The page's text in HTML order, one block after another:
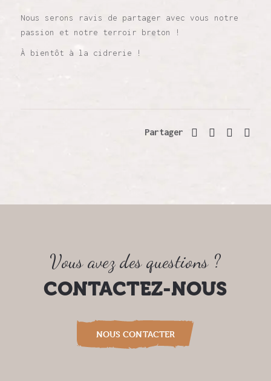
Nous serons ravis de partager avec vous notre
passion et notre terroir breton !
À bientôt à la cidrerie !
Partager
Vous avez des questions ?
CONTACTEZ-NOUS
NOUS CONTACTER